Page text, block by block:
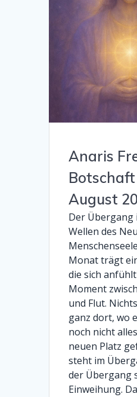
Anaris
Botschaft
August
Der Übergang
Wellen des
Monat trägt
die sich
Moment
und Flut.
ganz dort, wo
noch nicht
neuen Platz
steht im
der Übergang
Einweihung.